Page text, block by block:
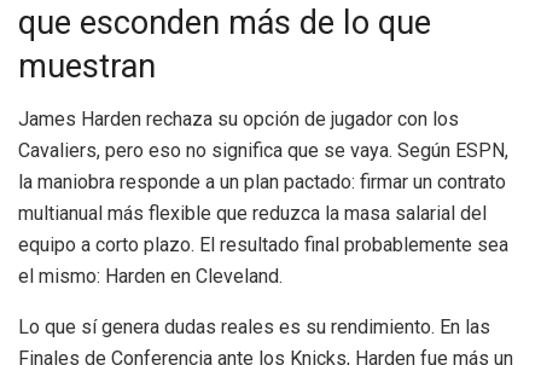
que esconden más de lo que
muestran
James Harden rechaza su opción de jugador con los
Cavaliers, pero eso no significa que se vaya. Según ESPN,
la maniobra responde a un plan pactado: firmar un contrato
multianual más flexible que reduzca la masa salarial del
equipo a corto plazo. El resultado final probablemente sea
el mismo: Harden en Cleveland.
Lo que sí genera dudas reales es su rendimiento. En las
Finales de Conferencia ante los Knicks, Harden fue más un